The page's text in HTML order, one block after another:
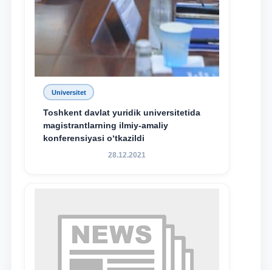
Universitet
Toshkent davlat yuridik universitetida
magistrantlarning ilmiy-amaliy
konferensiyasi o‘tkazildi
28.12.2021